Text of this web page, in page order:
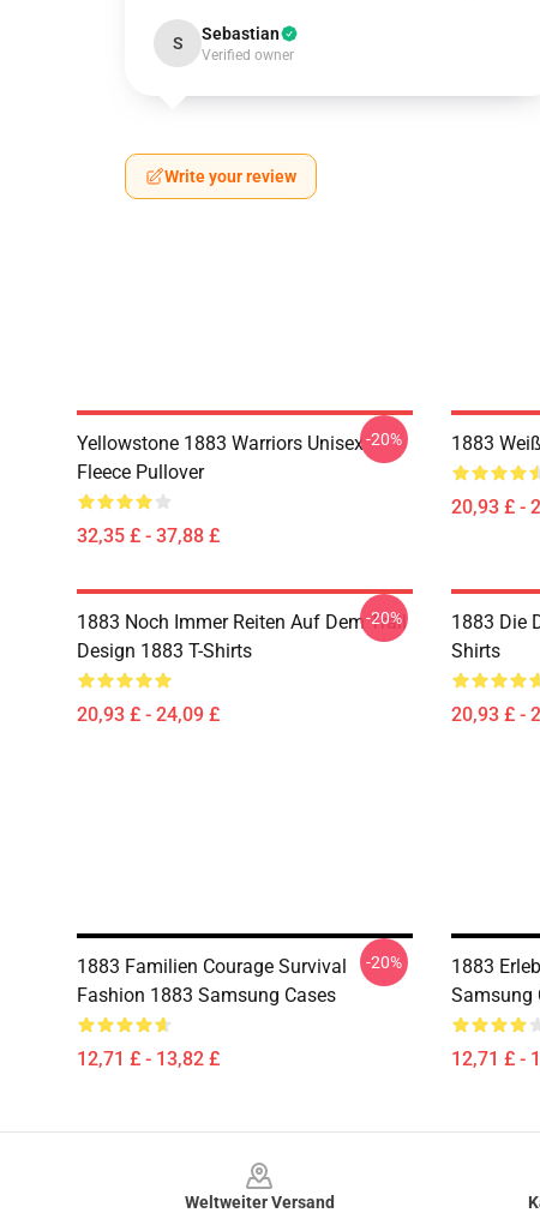
S Sebastian
Verified owner
Write your review
Yellowstone 1883 Warriors Unisex
Fleece Pullover
32,35 £ - 37,88 £
-20% 1883
20,93 £ -
1883 Noch Immer Reiten Auf Dem Trail
Design 1883 T-Shirts
20,93 £ - 24,09 £
-20%
1883 Die
Shirts
20,93 £ -
1883 Familien Courage Survival
Fashion 1883 Samsung Cases
12,71 £ - 13,82 £
-20%
1883
Samsung
12,71 £ -
Weltweiter Versand